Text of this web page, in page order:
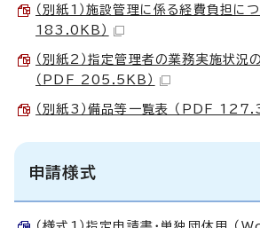
（別紙1）施設管理に係る経費負担に
183.0KB）
（別紙2）指定管理者の業務実施状況
（PDF 205.5KB）
（別紙3）備品等一覧表 （PDF
申請様式